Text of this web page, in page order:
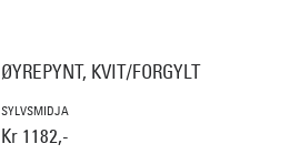
ØYREPYNT, KVIT/FORGYLT
SYLVSMIDJA
Kr 1182,-